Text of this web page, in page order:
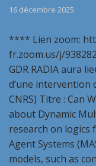
16 décembre 2025
**** Lien zoom:
fr.zoom.us/j/
GDR RADIA aura
d’une intervention
CNRS) Titre : Can
about Dynamic
research on
Agent Systems
models, such as